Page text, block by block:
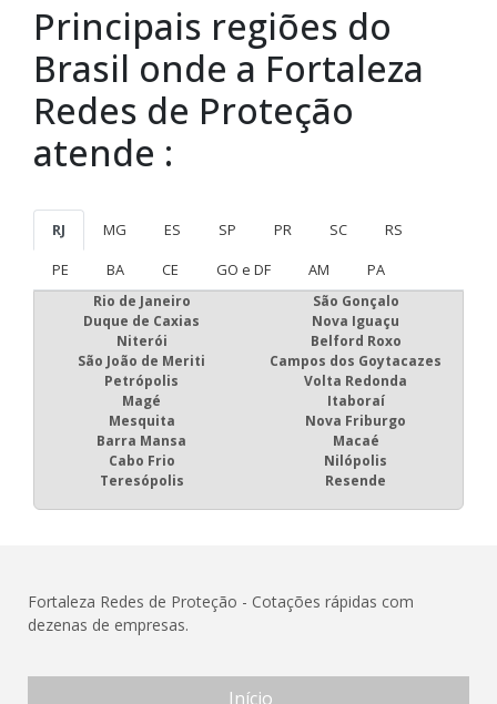
Principais regiões do
Brasil onde a Fortaleza
Redes de Proteção
atende :
RJ MG ES SP PR SC
RS
PE
BA CE GO e DF AM PA
Rio de Janeiro
São Gonçalo
Duque de Caxias
Nova Iguaçu
Niterói
Belford Roxo
São João de Meriti
Campos dos Goytacazes
Petrópolis
Volta Redonda
Magé
Itaboraí
Mesquita
Nova Friburgo
Barra Mansa
Macaé
Cabo Frio
Nilópolis
Teresópolis
Resende
Fortaleza Redes de Proteção - Cotações rápidas com
dezenas de empresas.
Início